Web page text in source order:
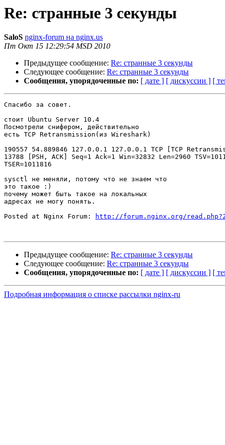
Re: странные 3 секунды
SaloS nginx-forum на nginx.us
Пт Окт 15 12:29:54 MSD 2010
Предыдущее сообщение: Re: странные 3 секунды
Следующее сообщение: Re: странные 3 секунды
Сообщения, упорядоченные по: [ дате ] [ дискуссии ] [
Спасибо за совет.
стоит Ubuntu Server 10.4
Посмотрели снифером, действительно
есть TCP Retransmission(из Wireshark)
190557 54.889846 127.0.0.1 127.0.0.1 TCP [TCP
13788 [PSH, ACK] Seq=1 Ack=1 Win=32832 Len=2960
TSER=1011816
sysctl не меняли, потому что не знаем что
это такое :)
почему может быть такое на локальных
адресах не могу понять.
Posted at Nginx Forum:
http://forum.nginx.org/
Предыдущее сообщение: Re: странные 3 секунды
Следующее сообщение: Re: странные 3 секунды
Сообщения, упорядоченные по: [ дате ] [ дискуссии ] [
Подробная информация о списке рассылки nginx-ru